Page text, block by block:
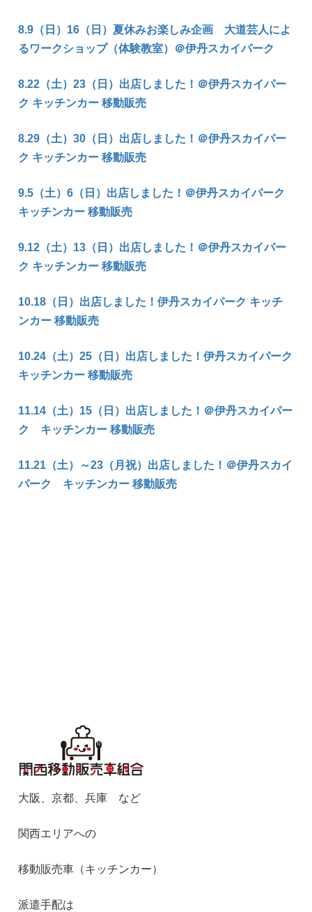
8.9（日）16（日）夏休みお楽しみ企画 大道芸人によ
るワークショップ（体験教室）＠伊丹スカイパーク
8.22（土）23（日）出店しました！＠伊丹スカイパー
ク キッチンカー 移動販売
8.29（土）30（日）出店しました！＠伊丹スカイパー
ク キッチンカー 移動販売
9.5（土）6（日）出店しました！＠伊丹スカイパーク
キッチンカー 移動販売
9.12（土）13（日）出店しました！＠伊丹スカイパー
ク キッチンカー 移動販売
10.18（日）出店しました！伊丹スカイパーク キッチ
ンカー 移動販売
10.24（土）25（日）出店しました！伊丹スカイパーク
キッチンカー 移動販売
11.14（土）15（日）出店しました！＠伊丹スカイパー
ク キッチンカー 移動販売
11.21（土）～23（月祝）出店しました！＠伊丹スカイ
パーク キッチンカー 移動販売
大阪、京都、兵庫 など
関西エリアへの
移動販売車（キッチンカー）
派遣手配は